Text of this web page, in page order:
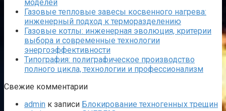
моделей
Газовые тепловые завесы косвенного нагрева:
инженерный подход к терморазделению
Газовые котлы: инженерная эволюция, критерии
выбора и современные технологии
энергоэффективности
Типография: полиграфическое производство
полного цикла, технологии и профессионализм
Свежие комментарии
admin к записи Блокирование техногенных трещин